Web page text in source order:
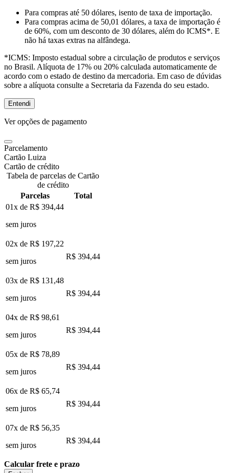
Para compras até 50 dólares, isento de taxa de importação.
Para compras acima de 50,01 dólares, a taxa de importação é
de 60%, com um desconto de 30 dólares, além do ICMS*. E
não há taxas extras na alfândega.
*ICMS: Imposto estadual sobre a circulação de produtos e serviços
no Brasil. Alíquota de 17% ou 20% calculada automaticamente de
acordo com o estado de destino da mercadoria. Em caso de dúvidas
sobre a alíquota consulte a Secretaria da Fazenda do seu estado.
Entendi
Ver opções de pagamento
Parcelamento
Cartão Luiza
Cartão de crédito
Tabela de parcelas de Cartão
de crédito
Parcelas
Total
01x de R$ 394,44
sem juros
02x de R$ 197,22
sem juros
R$ 394,44
03x de R$ 131,48
sem juros
R$ 394,44
04x de R$ 98,61
sem juros
R$ 394,44
05x de R$ 78,89
sem juros
R$ 394,44
06x de R$ 65,74
sem juros
R$ 394,44
07x de R$ 56,35
sem juros
R$ 394,44
Calcular frete e prazo